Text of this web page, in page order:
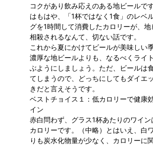
コクがあり飲み応えのある地ビールで
はもはや、「1杯ではなく1食」のレベ
グを1時間して消費したカロリーが、
相殺されるなんて、切ない話です。
これから夏にかけてビールが美味しい
濃厚な地ビールよりも、なるべくライ
ぶようにしましょう。ただ、ビールは
てしまうので、どっちにしてもダイエ
きだと言えそうです。
ベストチョイス１：低カロリーで健康
イン
赤白問わず、グラス1杯あたりのワイ
カロリーです。（中略）とはいえ、白
りも炭水化物量が少なく、カロリーに